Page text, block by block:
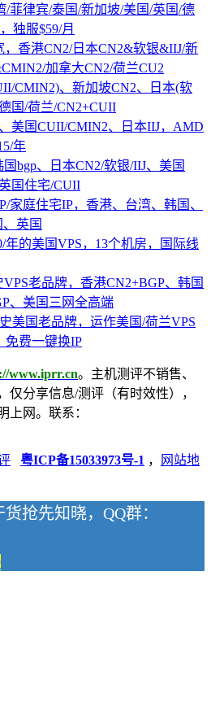
/菲律宾/泰国/新加坡/美国/英国/德
独服$59/月
，香港CN2/日本CN2&软银&IIJ/新
加拿大CN2/荷兰CU2
CMIN2)、新加坡CN2、日本(软
国/荷兰/CN2+CUII
美国CUII/CMIN2、日本IIJ，AMD
年
国bgp、日本CN2/软银/IIJ、美国
国住宅/CUII
家庭住宅IP，香港、台湾、韩国、
英国
年的美国VPS，13个机房，国际线
VPS老品牌，香港CN2+BGP、韩国
、美国三网全高端
美国老品牌，运作美国/荷兰VPS
免费一键换IP
www.iprr.cn。主机测评不销售、
仅分享信息/测评（有时效性），
上网。联系：
粤ICP备15033973号-1 ，
网站地
货抢先知晓，QQ群：